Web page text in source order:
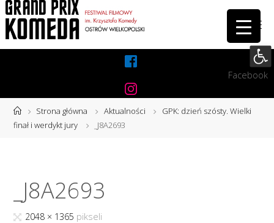
Przejdź
do
treści
Facebook
Strona
główna
Strona główna Aktualności
GPK: dzień szósty. Wielki
finał i werdykt jury
_J8A2693
_J8A2693
Pełny2048 × 1365 pikseli